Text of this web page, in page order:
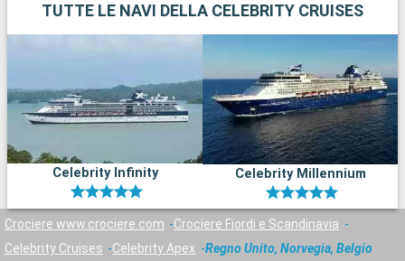
TUTTE LE NAVI DELLA CELEBRITY CRUISES
Celebrity Infinity Celebrity Millennium
Crociere www.crociere.com
Crociere Fiordi e Scandinavia
Celebrity Cruises
Celebrity Apex Regno Unito, Norvegia, Belgio